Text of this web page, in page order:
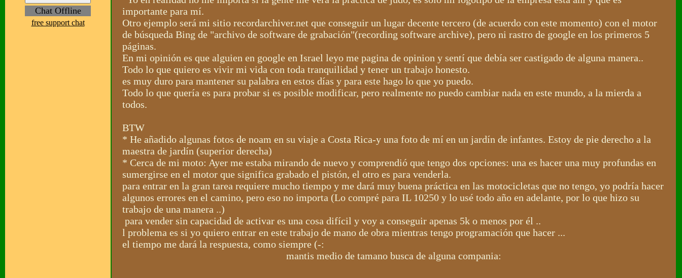
Chat Offline
free support chat
importante para mí.
Otro ejemplo será mi sitio recordarchiver.net que conseguir un lugar decente tercero (de acuerdo con este momento) con el motor
de búsqueda Bing de "archivo de software de grabación"(recording software archive), pero ni rastro de google en los primeros 5
páginas.
En mi opinión es que alguien en google en Israel leyo me pagina de opinion y sentí que debía ser castigado de alguna manera..
Todo lo que quiero es vivir mi vida con toda tranquilidad y tener un trabajo honesto.
es muy duro para mantener su palabra en estos días y para este hago lo que yo puedo.
Todo lo que quería es para probar si es posible modificar, pero realmente no puedo cambiar nada en este mundo, a la mierda a
todos.
BTW
* He añadido algunas fotos de noam en su viaje a Costa Rica-y una foto de mí en un jardín de infantes. Estoy de pie derecho a la
maestra de jardín (superior derecha)
* Cerca de mi moto: Ayer me estaba mirando de nuevo y comprendió que tengo dos opciones: una es hacer una muy profundas en
sumergirse en el motor que significa grabado el pistón, el otro es para venderla.
para entrar en la gran tarea requiere mucho tiempo y me dará muy buena práctica en las motocicletas que no tengo, yo podría hacer
algunos errores en el camino, pero eso no importa (Lo compré para IL 10250 y lo usé todo año en adelante, por lo que hizo su
trabajo de una manera ..)
para vender sin capacidad de activar es una cosa difícil y voy a conseguir apenas 5k o menos por él ..
l problema es si yo quiero entrar en este trabajo de mano de obra mientras tengo programación que hacer ...
el tiempo me dará la respuesta, como siempre (-:
mantis medio de tamano busca de alguna compania: